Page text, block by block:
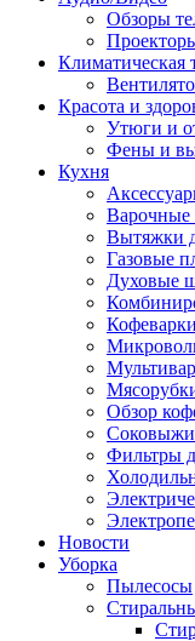
Обзоры
Климатическая
Красота и
Утюги и
Фены и
Кухня
Варочные
Вытяжки
Газовые
Духовые
Обзор
Фильтры
Новости
Уборка
Пылесосы